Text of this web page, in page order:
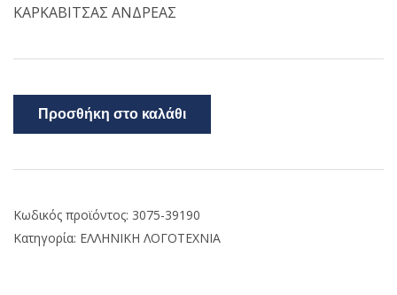
ΚΑΡΚΑΒΙΤΣΑΣ ΑΝΔΡΕΑΣ
Προσθήκη στο καλάθι
Κωδικός προϊόντος: 3075-39190
Κατηγορία: ΕΛΛΗΝΙΚΗ ΛΟΓΟΤΕΧΝΙΑ